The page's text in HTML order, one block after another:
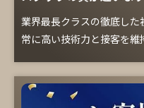
業界最長クラスの徹底した
常に高い技術力と接客を維